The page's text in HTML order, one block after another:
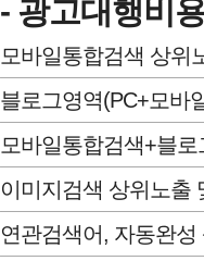
- 광고대행비
모바일통합검색 상위
블로그영역(PC+모바
모바일통합검색+블
이미지검색 상위노출
연관검색어, 자동완